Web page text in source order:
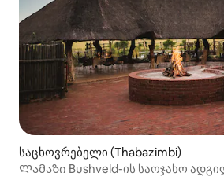
საცხოვრებელი (Thabazimbi)
Ლამაზი Bushveld-ის საოჯახო